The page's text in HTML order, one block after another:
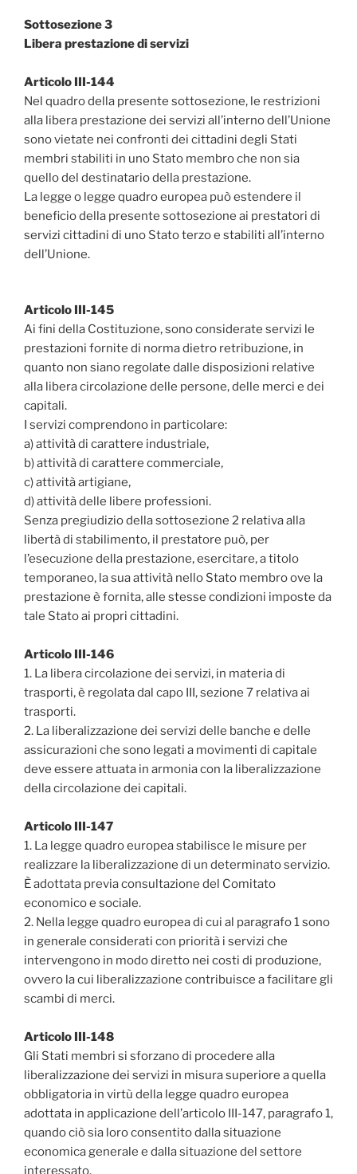
Sottosezione 3
Libera prestazione di servizi
Articolo III-144
Nel quadro della presente sottosezione, le restrizioni
alla libera prestazione dei servizi all’interno dell’Unione
sono vietate nei confronti dei cittadini degli Stati
membri stabiliti in uno Stato membro che non sia
quello del destinatario della prestazione.
La legge o legge quadro europea può estendere il
beneficio della presente sottosezione ai prestatori di
servizi cittadini di uno Stato terzo e stabiliti all’interno
dell’Unione.
Articolo III-145
Ai fini della Costituzione‚ sono considerate servizi le
prestazioni fornite di norma dietro retribuzione‚ in
quanto non siano regolate dalle disposizioni relative
alla libera circolazione delle persone, delle merci e dei
capitali.
I servizi comprendono in particolare:
a) attività di carattere industriale‚
b) attività di carattere commerciale‚
c) attività artigiane‚
d) attività delle libere professioni.
Senza pregiudizio della sottosezione 2 relativa alla
libertà di stabilimento‚ il prestatore può‚ per
l’esecuzione della prestazione‚ esercitare‚ a titolo
temporaneo‚ la sua attività nello Stato membro ove la
prestazione è fornita‚ alle stesse condizioni imposte da
tale Stato ai propri cittadini.
Articolo III-146
1. La libera circolazione dei servizi‚ in materia di
trasporti‚ è regolata dal capo III, sezione 7 relativa ai
trasporti.
2. La liberalizzazione dei servizi delle banche e delle
assicurazioni che sono legati a movimenti di capitale
deve essere attuata in armonia con la liberalizzazione
della circolazione dei capitali.
Articolo III-147
1. La legge quadro europea stabilisce le misure per
realizzare la liberalizzazione di un determinato servizio.
È adottata previa consultazione del Comitato
economico e sociale.
2. Nella legge quadro europea di cui al paragrafo 1 sono
in generale considerati con priorità i servizi che
intervengono in modo diretto nei costi di produzione‚
ovvero la cui liberalizzazione contribuisce a facilitare gli
scambi di merci.
Articolo III-148
Gli Stati membri si sforzano di procedere alla
liberalizzazione dei servizi in misura superiore a quella
obbligatoria in virtù della legge quadro europea
adottata in applicazione dell’articolo III-147, paragrafo 1,
quando ciò sia loro consentito dalla situazione
economica generale e dalla situazione del settore
interessato.